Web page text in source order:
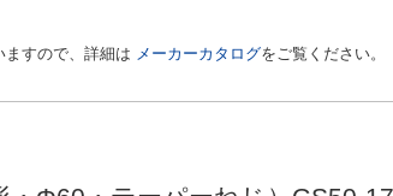
周辺温度が高い場合は、圧力計
の設置場所を変更する
サイホンなどにより温度を下げ
すので、詳細は メーカーカタログをご覧ください。